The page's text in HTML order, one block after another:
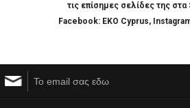
τις επίσημες σελίδες της
Facebook: EKO Cyprus,